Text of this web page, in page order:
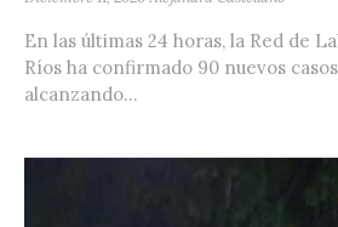
En las últimas 24 horas, la Red de
Ríos ha confirmado 90 nuevos
alcanzando...